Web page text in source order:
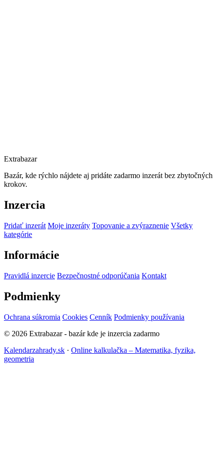
Extrabazar
Bazár, kde rýchlo nájdete aj pridáte zadarmo inzerát bez zbytočných
krokov.
Inzercia
Pridať inzerát Moje inzeráty Topovanie a zvýraznenie Všetky
kategórie
Informácie
Pravidlá inzercie Bezpečnostné odporúčania Kontakt
Podmienky
Ochrana súkromia Cookies Cenník Podmienky používania
© 2026 Extrabazar - bazár kde je inzercia zadarmo
Kalendarzahrady.sk · Online kalkulačka – Matematika, fyzika,
geometria